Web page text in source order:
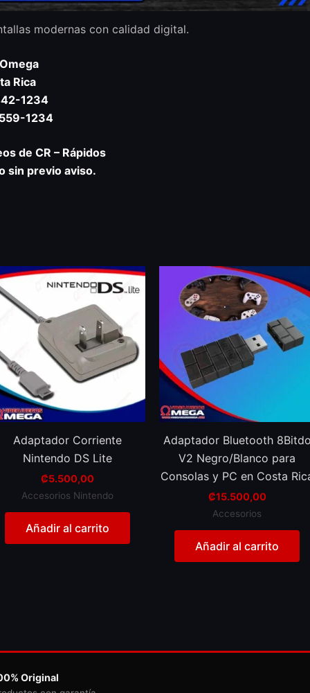
modernas con calidad digital.
Rica
1234
1234
de CR – Rápidos
sin previo aviso.
Adaptador Corriente
Nintendo DS Lite
₡5.500,00
Accesorios Nintendo
Añadir al carrito
Adaptador Bluetooth
V2 Negro/Blanco para
Consolas y PC en Costa
₡15.500,00
Accesorios
Añadir al carrito
Original